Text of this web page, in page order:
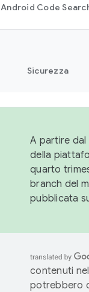
Android Code
Sicurezza
A partire dal
della
quarto
branch del
pubblicata
contenuti
potrebbero